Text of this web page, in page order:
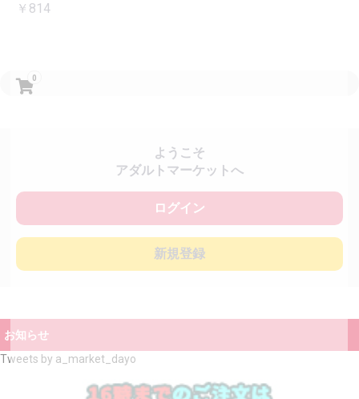
0
ようこそ
アダルトマーケットへ
ログイン
新規登録
お知らせ
Tweets by a_market_dayo
￥814